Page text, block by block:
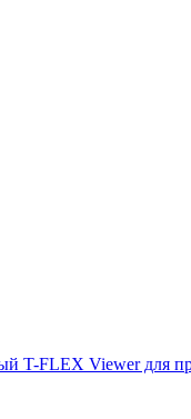
T-FLEX Viewer для